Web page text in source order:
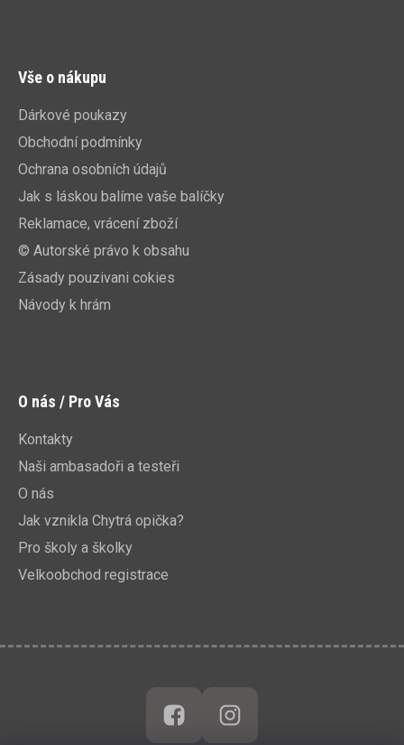
Vše o nákupu
Dárkové poukazy
Obchodní podmínky
Ochrana osobních údajů
Jak s láskou balíme vaše balíčky
Reklamace, vrácení zboží
© Autorské právo k obsahu
Zásady pouzivani cokies
Návody k hrám
O nás / Pro Vás
Kontakty
Naši ambasadoři a testeři
O nás
Jak vznikla Chytrá opička?
Pro školy a školky
Velkoobchod registrace